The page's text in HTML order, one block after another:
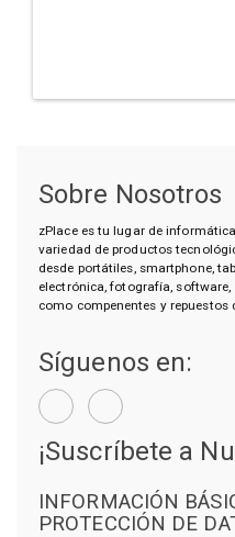
Sobre Nosotros
zPlace es tu lugar de
variedad de productos
desde portátiles, smartphone,
electrónica, fotografía,
como compenentes y repuestos
Síguenos en:
¡Suscríbete a
INFORMACIÓN
PROTECCIÓN DE